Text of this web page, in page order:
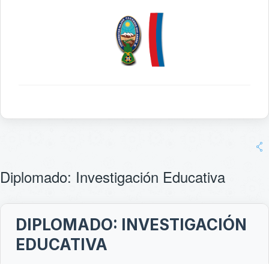
Diplomado: Investigación Educativa
DIPLOMADO: INVESTIGACIÓN
EDUCATIVA